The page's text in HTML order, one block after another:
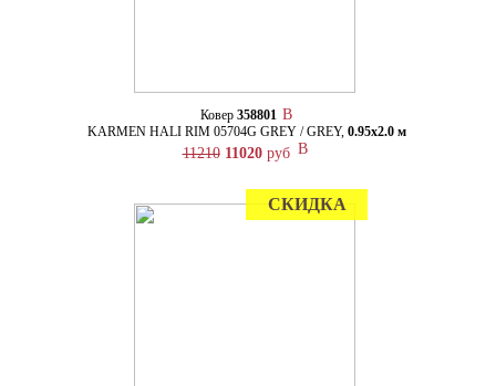
Ковер 358801
KARMEN HALI RIM 05704G GREY / GREY, 0.95х2.0 м
11210 11020руб
СКИДКА